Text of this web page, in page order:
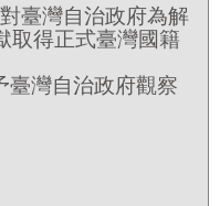
臺灣自治政府為解
取得正式臺灣國籍
灣自治政府觀察